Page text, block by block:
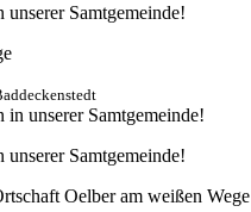
Samtgemeinde!
Samtgemeinde!
Oelber am weißen Wege